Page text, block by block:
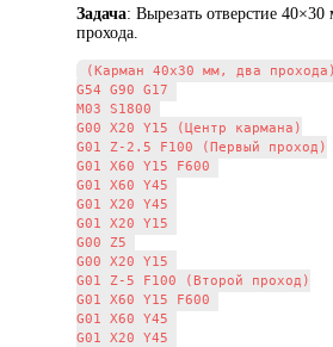
Задача: Вырезать отверстие
прохода.
(Карман 40x30 мм, два прохода)
G54 G90 G17
M03 S1800
G00 X20 Y15 (Центр кармана)
G01 Z-2.5 F100 (Первый проход)
G01 X60 Y15 F600
G01 X60 Y45
G01 X20 Y45
G01 X20 Y15
G00 Z5
G00 X20 Y15
G01 Z-5 F100 (Второй проход)
G01 X60 Y15 F600
G01 X60 Y45
G01 X20 Y45